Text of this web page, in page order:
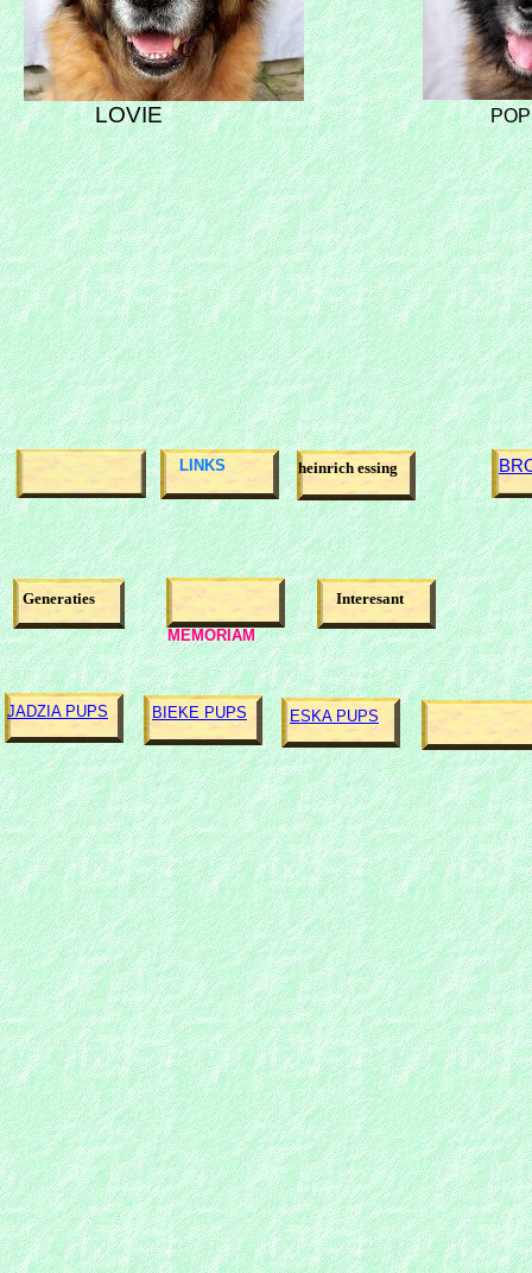
heinrich essing
Interesant
Generaties
MEMORIAM
LINKS
LOVIE
BIEKE PUPS
JADZIA PUPS ESKA PUPS